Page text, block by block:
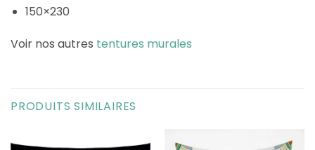
150×230
Voir nos autres tentures murales
PRODUITS SIMILAIRES